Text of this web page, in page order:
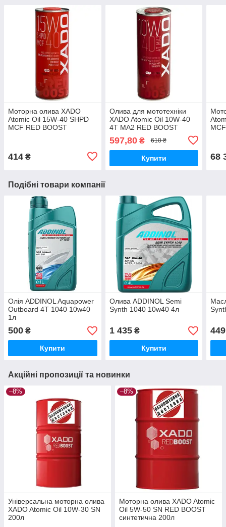
Моторна олива XADO
Atomic Oil 15W-40 SHPD
MCF RED BOOST
414 ₴
Олива для мототехніки
XADO Atomic Oil 10W-40
4T MA2 RED BOOST
синтетична 1л ХА 26132
597,80₴ 610 ₴
Купити 68
Подібні товари компанії
Олія ADDINOL Aquapower
Outboard 4T 1040 10w40
1л
500 ₴
Купити
Олива ADDINOL Semi
Synth 1040 10w40 4л
1 435₴
Купити
449
Акційні пропозиції та новинки
–8%
Універсальна моторна олива
XADO Atomic Oil 10W-30 SN
200л
–8%
Моторна олива XADO Atomic
Oil 5W-50 SN RED BOOST
синтетична 200л